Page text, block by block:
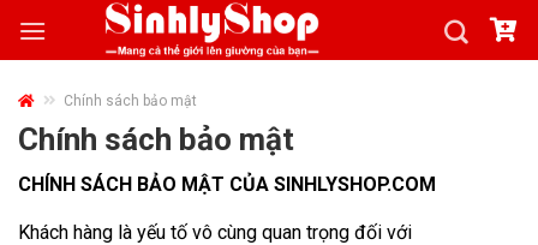
Chính sách bảo mật
Chính sách bảo mật
CHÍNH SÁCH BẢO MẬT CỦA SINHLYSHOP.COM
Khách hàng là yếu tố vô cùng quan trọng đối với